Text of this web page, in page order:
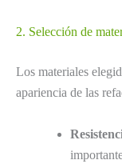
2. Selección de
Los materiales
apariencia de las